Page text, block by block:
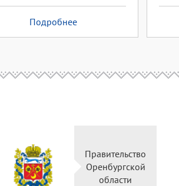
Подробнее
Правительство
Оренбургской
области